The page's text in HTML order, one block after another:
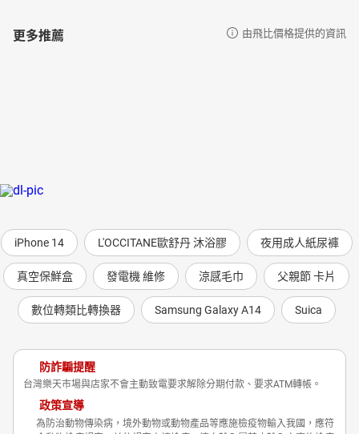
更多推薦 由飛比價格提供的資訊
iPhone 14 L'OCCITANE歐舒丹 沐浴膠 夜用成人紙尿褲
真空保鮮盒 發電機 維修 涼感毛巾 父親節 卡片
數位轉類比轉換器 Samsung Galaxy A14 Suica
防詐騙提醒
台灣樂天市場與店家不會主動致電要求解除分期付款、要求ATM轉帳。
政策宣導
為防治動物傳染病，境外動物或動物產品等應施檢疫物輸入我國，應符